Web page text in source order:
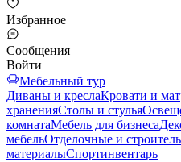
Избранное
Сообщения
Войти
Мебельный тур
Диваны и креслаКровати и
храненияСтолы и стулья
комнатаМебель для бизнеса
мебельОтделочные и
материалыСпортинвентарь